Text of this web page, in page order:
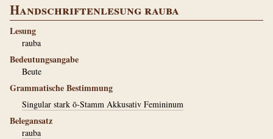
Handschriftenlesung rauba
Lesung
rauba
Bedeutungsangabe
Beute
Grammatische Bestimmung
Singular stark ō-Stamm Akkusativ Femininum
Belegansatz
rauba